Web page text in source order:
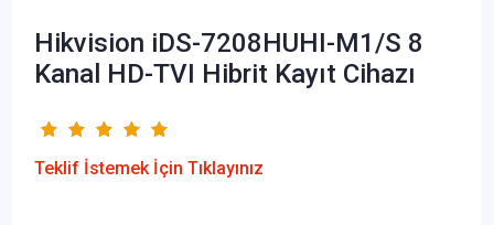
Hikvision iDS-7208HUHI-M1/S 8
Kanal HD-TVI Hibrit Kayıt Cihazı
Teklif İstemek İçin Tıklayınız